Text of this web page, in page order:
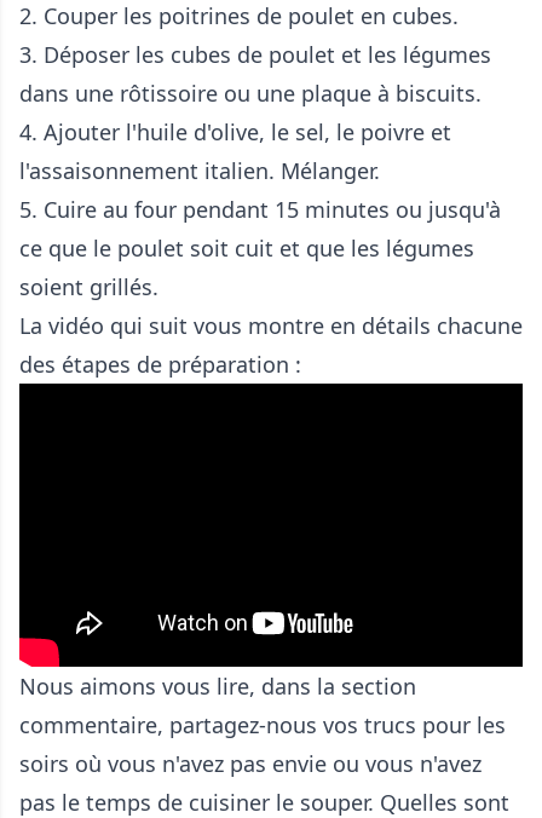
2. Couper les poitrines de poulet en cubes.
3. Déposer les cubes de poulet et les légumes
dans une rôtissoire ou une plaque à biscuits.
4. Ajouter l'huile d'olive, le sel, le poivre et
l'assaisonnement italien. Mélanger.
5. Cuire au four pendant 15 minutes ou jusqu'à
ce que le poulet soit cuit et que les légumes
soient grillés.
La vidéo qui suit vous montre en détails chacune
des étapes de préparation :
Nous aimons vous lire, dans la section
commentaire, partagez-nous vos trucs pour les
soirs où vous n'avez pas envie ou vous n'avez
pas le temps de cuisiner le souper. Quelles sont